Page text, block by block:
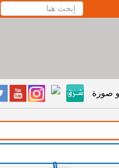
صورة